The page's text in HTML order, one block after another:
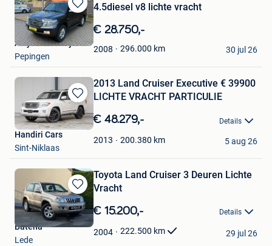
Bewaren
in
Mijn
Favorieten
4.5diesel v8 lichte vracht
€ 28.750,-
2008 296.000 km
Amj autobedrijf
Pepingen
30 jul 26
Bewaren
in
Mijn
Favorieten
2013 Land Cruiser Executive € 39900
LICHTE VRACHT PARTICULIE
€ 48.279,- Details
2013 200.380 km
Handiri Cars
Sint-Niklaas
5 aug 26
Bewaren
in
Mijn
Favorieten
Toyota Land Cruiser 3 Deuren Lichte
Vracht
€ 15.200,- Details
2004 222.500 km
Batena
Lede
29 jul 26